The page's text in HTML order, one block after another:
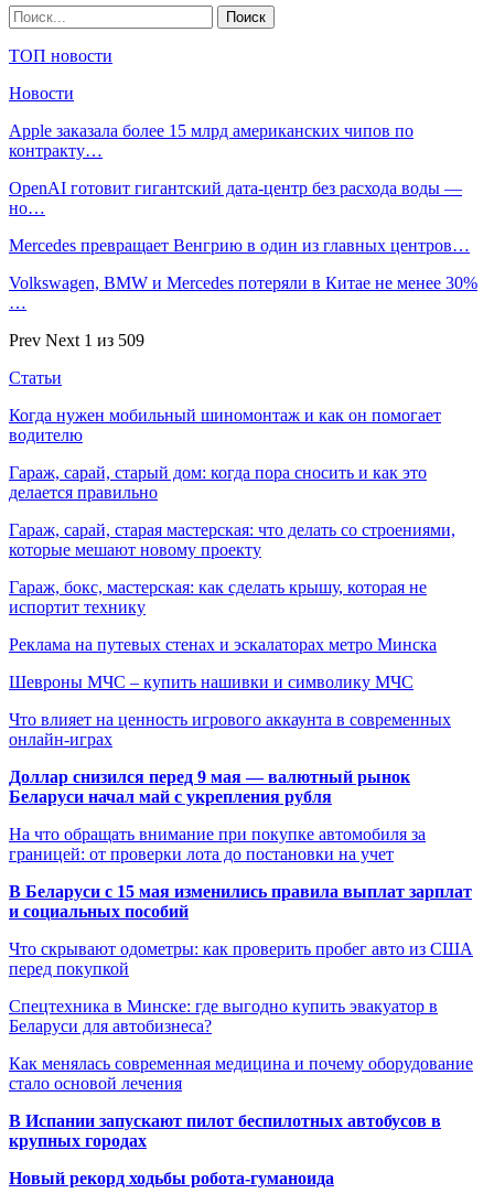
ТОП новости
Новости
Apple заказала более 15 млрд американских чипов по
контракту…
OpenAI готовит гигантский дата-центр без расхода воды —
но…
Mercedes превращает Венгрию в один из главных центров…
Volkswagen, BMW и Mercedes потеряли в Китае не менее 30%
…
Prev Next 1 из 509
Статьи
Когда нужен мобильный шиномонтаж и как он помогает
водителю
Гараж, сарай, старый дом: когда пора сносить и как это
делается правильно
Гараж, сарай, старая мастерская: что делать со строениями,
которые мешают новому проекту
Гараж, бокс, мастерская: как сделать крышу, которая не
испортит технику
Реклама на путевых стенах и эскалаторах метро Минска
Шевроны МЧС – купить нашивки и символику МЧС
Что влияет на ценность игрового аккаунта в современных
онлайн-играх
Доллар снизился перед 9 мая — валютный рынок
Беларуси начал май с укрепления рубля
На что обращать внимание при покупке автомобиля за
границей: от проверки лота до постановки на учет
В Беларуси с 15 мая изменились правила выплат зарплат
и социальных пособий
Что скрывают одометры: как проверить пробег авто из США
перед покупкой
Спецтехника в Минске: где выгодно купить эвакуатор в
Беларуси для автобизнеса?
Как менялась современная медицина и почему оборудование
стало основой лечения
В Испании запускают пилот беспилотных автобусов в
крупных городах
Новый рекорд ходьбы робота-гуманоида